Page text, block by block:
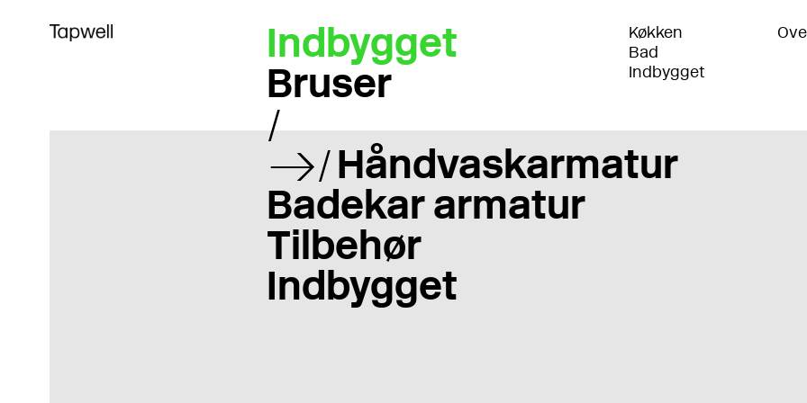
Indbygget
Bruser
Håndvaskarmatur
Badekar armatur
Tilbehør
Indbygget
Køkken
Bad
Indbygget